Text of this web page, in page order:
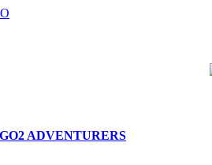
2 ADVENTURERS